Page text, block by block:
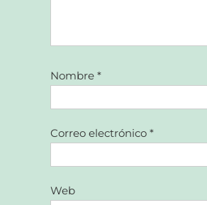
Nombre*
Correo electrónico*
Web